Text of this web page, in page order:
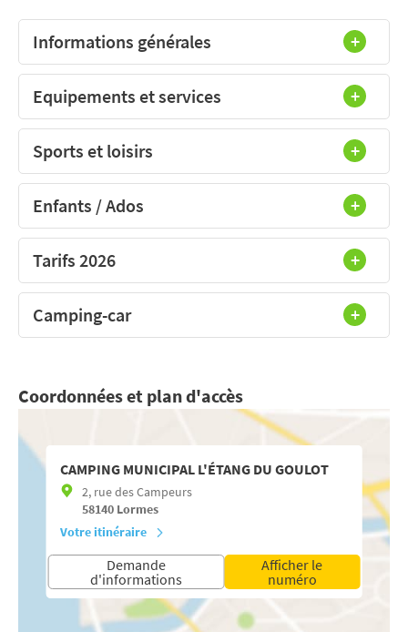
Informations générales
Equipements et services
Sports et loisirs
Enfants / Ados
Tarifs 2026
Camping-car
Coordonnées et plan d'accès
CAMPING MUNICIPAL L'ÉTANG DU GOULOT
2, rue des Campeurs
58140 Lormes
Votre itinéraire
Demande
d'informations
Afficher le
numéro